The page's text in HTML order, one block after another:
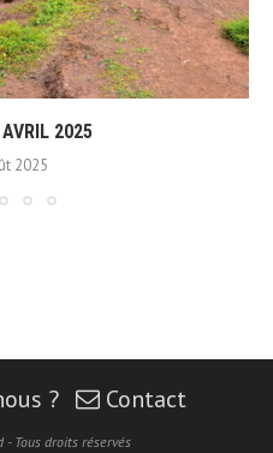
2025
2025
? Contact
- Tous droits réservés